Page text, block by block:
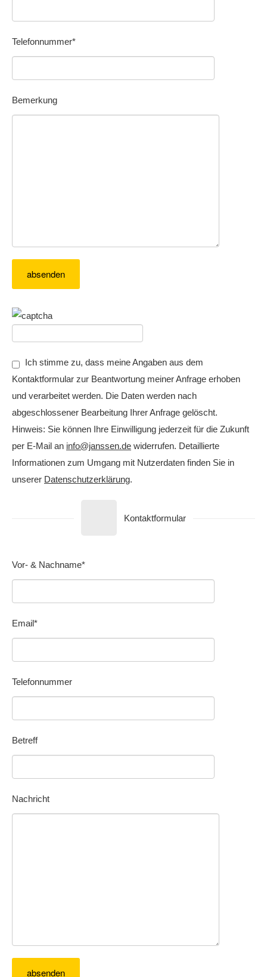
Telefonnummer*
Bemerkung
Ich stimme zu, dass meine Angaben aus dem
Kontaktformular zur Beantwortung meiner Anfrage erhoben
und verarbeitet werden. Die Daten werden nach
abgeschlossener Bearbeitung Ihrer Anfrage gelöscht.
Hinweis: Sie können Ihre Einwilligung jederzeit für die Zukunft
per E-Mail an info@janssen.de widerrufen. Detaillierte
Informationen zum Umgang mit Nutzerdaten finden Sie in
unserer Datenschutzerklärung.
Kontaktformular
Vor- & Nachname*
Email*
Telefonnummer
Betreff
Nachricht